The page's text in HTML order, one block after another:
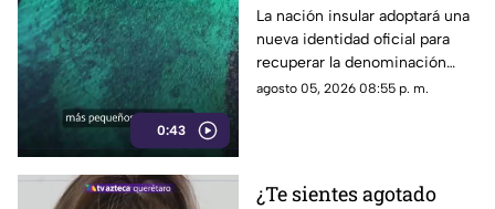
0:43
el pequeño país cambia
de nombre
La nación insular adoptará una
nueva identidad oficial para
recuperar la denominación
utilizada por sus propios
agosto 05, 2026 08:55 p. m.
¿Te sientes agotado